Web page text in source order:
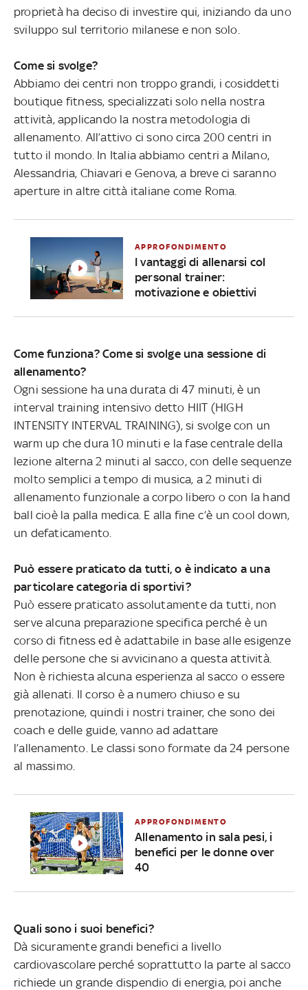
proprietà ha deciso di investire qui, iniziando da uno
sviluppo sul territorio milanese e non solo.
Come si svolge?
Abbiamo dei centri non troppo grandi, i cosiddetti
boutique fitness, specializzati solo nella nostra
attività, applicando la nostra metodologia di
allenamento. All’attivo ci sono circa 200 centri in
tutto il mondo. In Italia abbiamo centri a Milano,
Alessandria, Chiavari e Genova, a breve ci saranno
aperture in altre città italiane come Roma.
APPROFONDIMENTO
I vantaggi di allenarsi col
personal trainer:
motivazione e obiettivi
Come funziona? Come si svolge una sessione di
allenamento?
Ogni sessione ha una durata di 47 minuti, è un
interval training intensivo detto HIIT (HIGH
INTENSITY INTERVAL TRAINING), si svolge con un
warm up che dura 10 minuti e la fase centrale della
lezione alterna 2 minuti al sacco, con delle sequenze
molto semplici a tempo di musica, a 2 minuti di
allenamento funzionale a corpo libero o con la hand
ball cioè la palla medica. E alla fine c’è un cool down,
un defaticamento.
Può essere praticato da tutti, o è indicato a una
particolare categoria di sportivi?
Può essere praticato assolutamente da tutti, non
serve alcuna preparazione specifica perché è un
corso di fitness ed è adattabile in base alle esigenze
delle persone che si avvicinano a questa attività.
Non è richiesta alcuna esperienza al sacco o essere
già allenati. Il corso è a numero chiuso e su
prenotazione, quindi i nostri trainer, che sono dei
coach e delle guide, vanno ad adattare
l’allenamento. Le classi sono formate da 24 persone
al massimo.
APPROFONDIMENTO
Allenamento in sala pesi, i
benefici per le donne over
40
Quali sono i suoi benefici?
Dà sicuramente grandi benefici a livello
cardiovascolare perché soprattutto la parte al sacco
richiede un grande dispendio di energia, poi anche